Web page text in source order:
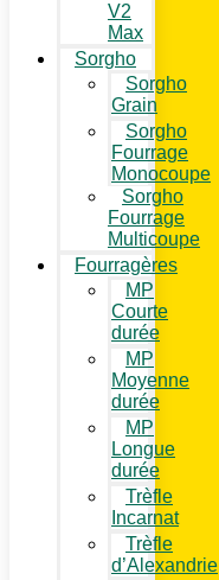
V2
Max
Sorgho
Sorgho
Grain
Sorgho
Fourrage
Monocoupe
Sorgho
Fourrage
Multicoupe
Fourragères
MP
Courte
durée
MP
Moyenne
durée
MP
Longue
durée
Trèfle
Incarnat
Trèfle
d’Alexandrie